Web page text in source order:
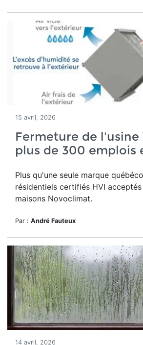
15 avril, 2026
Fermeture de l'usine
plus de 300 emplois
Plus qu'une seule marque
résidentiels certifiés HVI
maisons Novoclimat.
Par : André Fauteux
14 avril, 2026